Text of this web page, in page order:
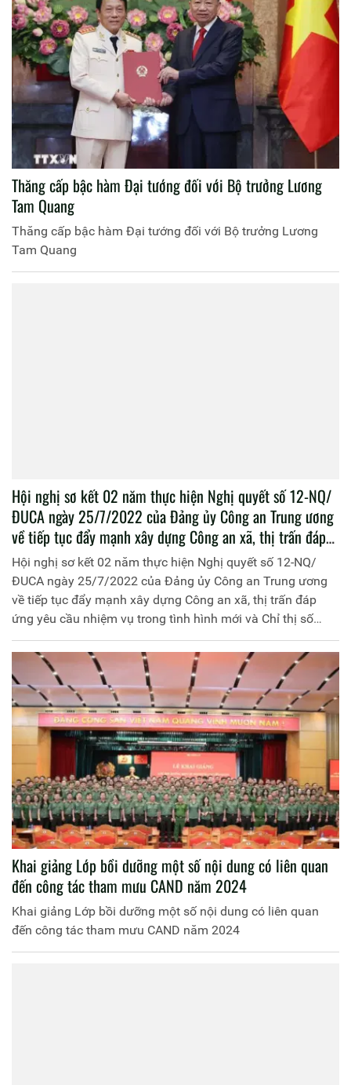
Thăng cấp bậc hàm Đại tướng đối với Bộ trưởng Lương
Tam Quang
Thăng cấp bậc hàm Đại tướng đối với Bộ trưởng Lương
Tam Quang
Hội nghị sơ kết 02 năm thực hiện Nghị quyết số 12-NQ/
ĐUCA ngày 25/7/2022 của Đảng ủy Công an Trung ương
về tiếp tục đẩy mạnh xây dựng Công an xã, thị trấn đáp
ứng yêu cầu nhiệm vụ trong tình hình mới và Chỉ thị số
11/CT-BCA ngày 28/10/2022 của Bộ trưởng Bộ Công an
về tiếp tục đẩy mạnh xây dựng Công an xã, thị trấn đáp
ứng yêu cầu, nhiệm vụ trong tình hình mới
Hội nghị sơ kết 02 năm thực hiện Nghị quyết số 12-NQ/
ĐUCA ngày 25/7/2022 của Đảng ủy Công an Trung ương
về tiếp tục đẩy mạnh xây dựng Công an xã, thị trấn đáp
ứng yêu cầu nhiệm vụ trong tình hình mới và Chỉ thị số
11/CT-BCA ngày 28/10/2022 của Bộ trưởng Bộ Công an về
tiếp tục đẩy mạnh xây dựng Công an xã, thị trấn đáp ứng
yêu cầu, nhiệm vụ trong tình hình mới
Khai giảng Lớp bồi dưỡng một số nội dung có liên quan
đến công tác tham mưu CAND năm 2024
Khai giảng Lớp bồi dưỡng một số nội dung có liên quan
đến công tác tham mưu CAND năm 2024